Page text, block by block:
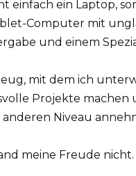
einfach ein Laptop,
Computer mit
und einem
mit dem ich
Projekte machen
Niveau
meine Freude nicht.